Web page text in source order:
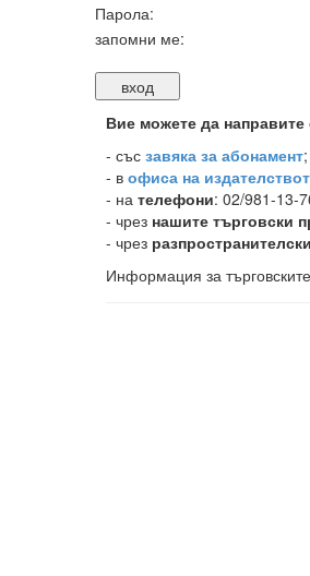
Парола:
запомни ме:
Вие можете да
- със завяка за абонамент;
- в офиса на
- на телефони: 02/981-13-
- чрез нашите търговски
- чрез
Информация за